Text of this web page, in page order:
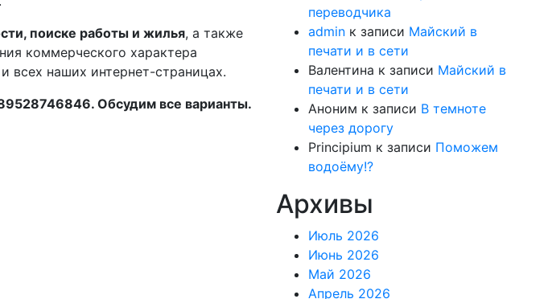
поиске работы и жилья, а также
коммерческого характера
всех наших интернет-страницах.
Обсудим все варианты.
переводчика
adminк записи Майский в
печати и в сети
Валентина к записи Майский в
печати и в сети
Аноним к записи В темноте
через дорогу
Principium к записи Поможем
водоёму!?
Архивы
Июль 2026
Июнь 2026
Май 2026
Апрель 2026